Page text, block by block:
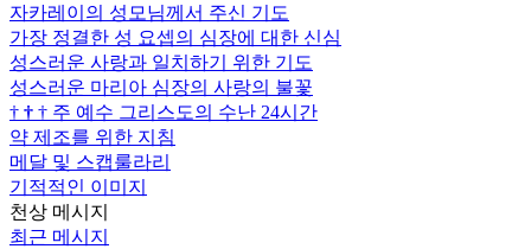
자카레이의 성모님께서 주신 기도
가장 정결한 성 요셉의 심장에 대한 신심
성스러운 사랑과 일치하기 위한 기도
성스러운 마리아 심장의 사랑의 불꽃
† † † 주 예수 그리스도의 수난 24시간
약 제조를 위한 지침
메달 및 스캡룰라리
기적적인 이미지
천상 메시지
최근 메시지